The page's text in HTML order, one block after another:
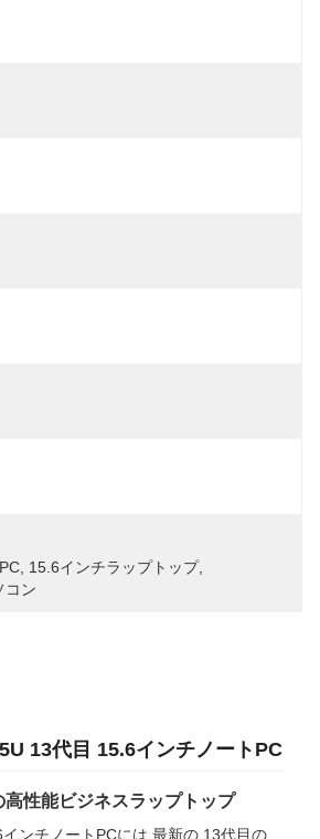
15.6インチラップトップ,
コン
13代目 15.6インチノートPC
高性能ビジネスラップトップ
ンチノートPCには 最新の 13代目の